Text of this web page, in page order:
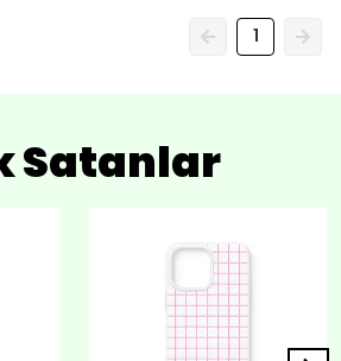
1
Satanlar